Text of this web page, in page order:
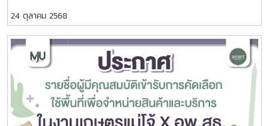
24 ตุลาคม 2568